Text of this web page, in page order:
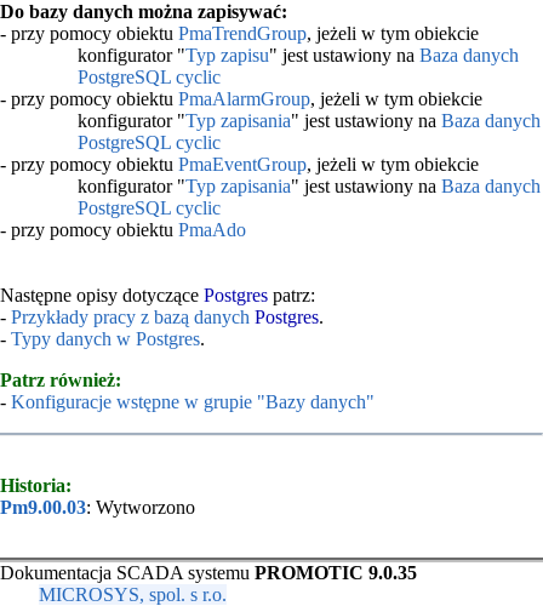
Do bazy danych można zapisywać:
- przy pomocy obiektu PmaTrendGroup, jeżeli w tym obiekcie
konfigurator "Typ zapisu" jest ustawiony na Baza danych
PostgreSQL cyclic
- przy pomocy obiektu PmaAlarmGroup, jeżeli w tym obiekcie
konfigurator "Typ zapisania" jest ustawiony na Baza danych
PostgreSQL cyclic
- przy pomocy obiektu PmaEventGroup, jeżeli w tym obiekcie
konfigurator "Typ zapisania" jest ustawiony na Baza danych
PostgreSQL cyclic
- przy pomocy obiektu PmaAdo
Następne opisy dotyczące Postgres patrz:
- Przykłady pracy z bazą danych Postgres.
- Typy danych w Postgres.
Patrz również:
- Konfiguracje wstępne w grupie "Bazy danych"
Historia:
Pm9.00.03: Wytworzono
Dokumentacja SCADA systemu PROMOTIC 9.0.35
MICROSYS, spol. s r.o.